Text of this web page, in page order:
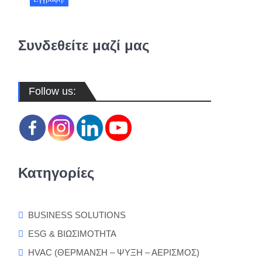
Συνδεθείτε μαζί μας
Follow us:
Κατηγορίες
BUSINESS SOLUTIONS
ESG & ΒΙΩΣΙΜΟΤΗΤΑ
HVAC (ΘΕΡΜΑΝΣΗ – ΨΥΞΗ – ΑΕΡΙΣΜΟΣ)